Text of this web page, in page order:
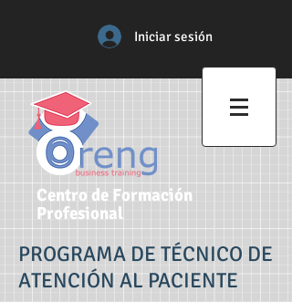
Centro de Formación
Profesional
Iniciar sesión
PROGRAMA DE TÉCNICO DE
ATENCIÓN AL PACIENTE